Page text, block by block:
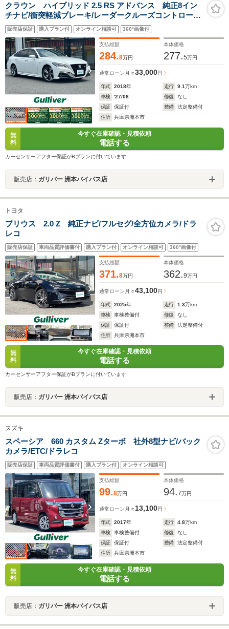
クラウン ハイブリッド 2.5 RS アドバンス 純正8イン
チナビ/衝突軽減ブレーキ/レーダークルーズコントロール/
ブラインドスポットモニター/ヘッドアップディスプレイ/
バックモニター/クリアランスソナー/パーキングアシスト/
ドラレコ/ETC2.0
販売店保証 購入プラン付 オンライン相談可 360°画像付
支払総額
284.8万円
本体価格
277.5万円
通常ローン 月々33,000円
年式 2018年 走行 9.1万km
車検
'27/08 修復
なし
保証
保証付 整備
法定整備付
住所
兵庫県洲本市
無
料
今すぐ在庫確認・見積依頼
電話する
カーセンサーアフター保証がBプランに付いています
販売店： ガリバー 洲本バイパス店
トヨタ
プリウス 2.0 Z 純正ナビ/フルセグ/全方位カメラ/ドラ
レコ
販売店保証 車両品質評価書付 購入プラン付 オンライン相談可 360°画像付
支払総額
371.8万円
本体価格
362.9万円
通常ローン 月々43,100円
年式 2025年 走行 1.3万km
車検
車検整備付 修復
なし
保証
保証付 整備
法定整備付
住所
兵庫県洲本市
無
料
今すぐ在庫確認・見積依頼
電話する
カーセンサーアフター保証がBプランに付いています
販売店： ガリバー 洲本バイパス店
スズキ
スペーシア 660 カスタム Zターボ 社外8型ナビ/バック
カメラ/ETC/ドラレコ
販売店保証 車両品質評価書付 購入プラン付 オンライン相談可
支払総額
99.8万円
本体価格
94.7万円
通常ローン 月々13,100円
年式 2017年 走行 4.8万km
車検
車検整備付 修復
なし
保証
保証付 整備
法定整備付
住所
兵庫県洲本市
無
料
今すぐ在庫確認・見積依頼
電話する
販売店： ガリバー 洲本バイパス店